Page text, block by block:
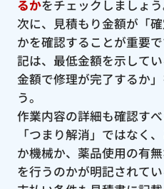
るかをチェックしましょう
次に、見積もり金額が「
かを確認することが重要
記は、最低金額を示して
金額で修理が完了するか
う。
作業内容の詳細も確認す
「つまり解消」ではなく
か機械か、薬品使用の有
を行うのかが明記されてい